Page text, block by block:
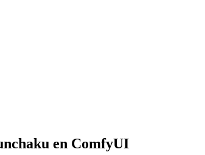
en ComfyUI